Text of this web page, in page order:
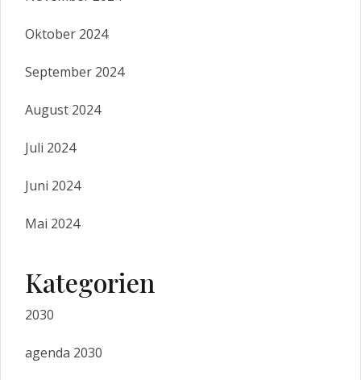
Oktober 2024
September 2024
August 2024
Juli 2024
Juni 2024
Mai 2024
Kategorien
2030
agenda 2030